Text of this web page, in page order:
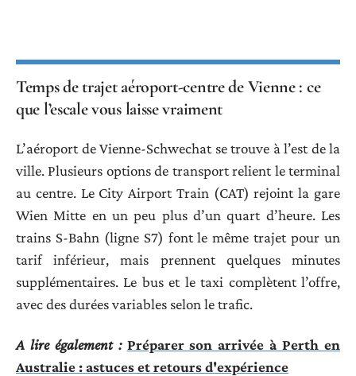
Temps de trajet aéroport-centre de Vienne : ce
que l’escale vous laisse vraiment
L’aéroport de Vienne-Schwechat se trouve à l’est de la
ville. Plusieurs options de transport relient le terminal
au centre. Le City Airport Train (CAT) rejoint la gare
Wien Mitte en un peu plus d’un quart d’heure. Les
trains S-Bahn (ligne S7) font le même trajet pour un
tarif inférieur, mais prennent quelques minutes
supplémentaires. Le bus et le taxi complètent l’offre,
avec des durées variables selon le trafic.
A lire également : Préparer son arrivée à Perth en
Australie : astuces et retours d'expérience